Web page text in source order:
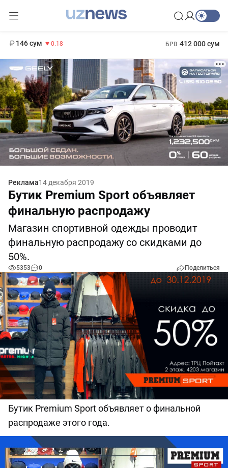
146 сум -0.18 БРВ 412 000 сум
Реклама14 декабря 2019
Бутик Premium Sport объявляет
финальную распродажу
Магазин спортивной одежды проводит
финальную распродажу со скидками до
50%.
5353 0 Поделиться
Бутик Premium Sport объявляет о финальной
распродаже этого года.